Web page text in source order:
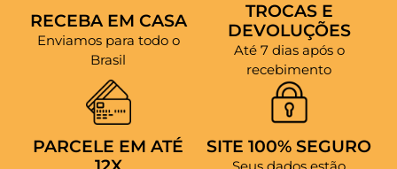
RECEBA EM CASA
Enviamos para todo o
Brasil
TROCAS E
DEVOLUÇÕES
Até 7 dias após o
recebimento
PARCELE EM ATÉ
SITE 100% SEGURO